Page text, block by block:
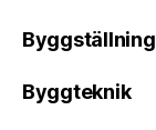
Byggställning
Byggteknik